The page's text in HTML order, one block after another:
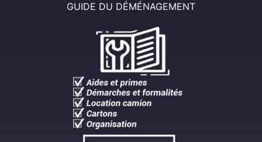
GUIDE DU DÉMÉNAGEMENT